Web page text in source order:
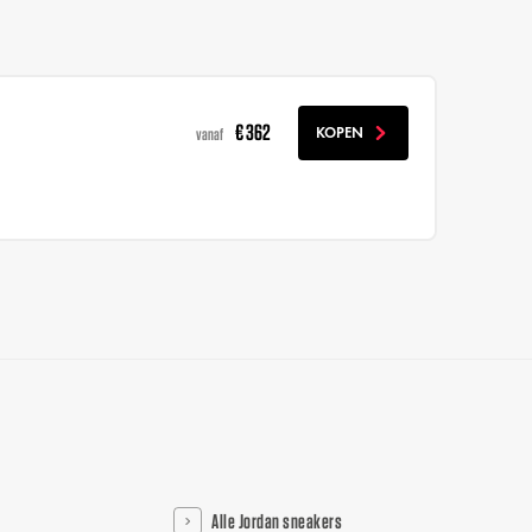
vanaf € 362 KOPEN
Alle Jordan sneakers